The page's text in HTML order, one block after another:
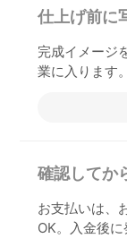
仕上げ前に
完成イメージ
業に入ります。
確認してか
お支払いは、
OK。入金後に